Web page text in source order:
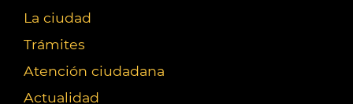
La ciudad
Trámites
Atención ciudadana
Actualidad